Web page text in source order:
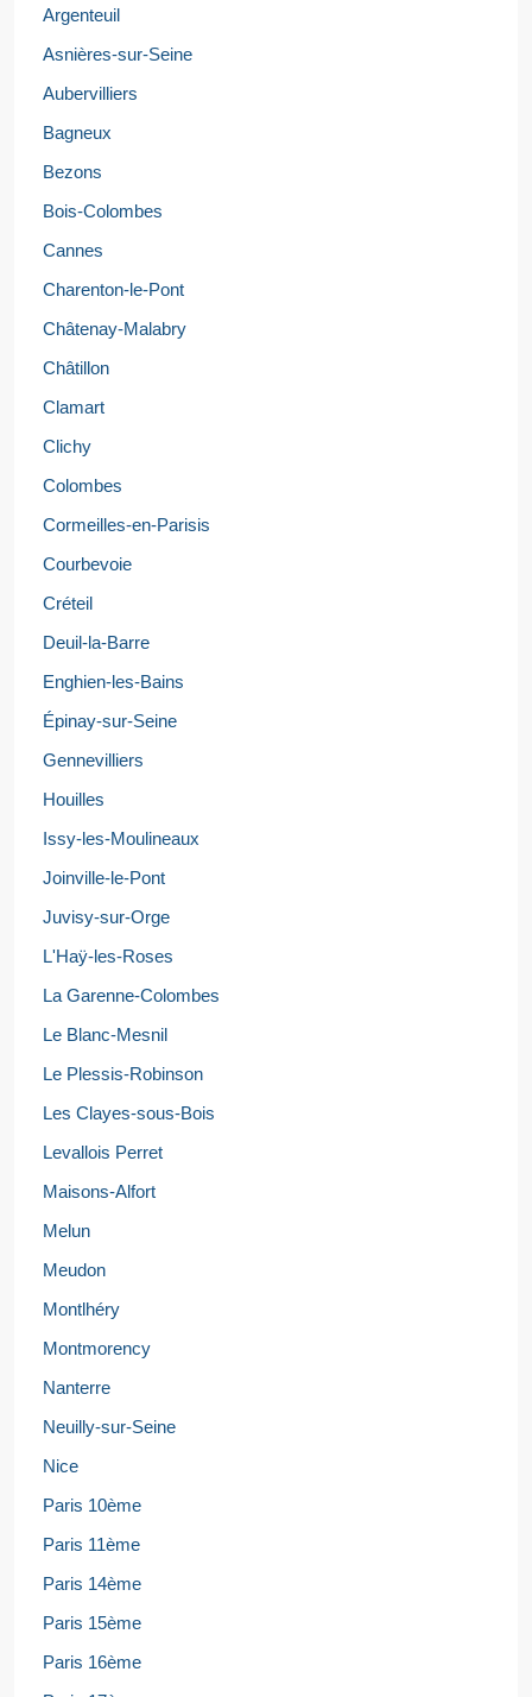
Argenteuil
Asnières-sur-Seine
Aubervilliers
Bagneux
Bezons
Bois-Colombes
Cannes
Charenton-le-Pont
Châtenay-Malabry
Châtillon
Clamart
Clichy
Colombes
Cormeilles-en-Parisis
Courbevoie
Créteil
Deuil-la-Barre
Enghien-les-Bains
Épinay-sur-Seine
Gennevilliers
Houilles
Issy-les-Moulineaux
Joinville-le-Pont
Juvisy-sur-Orge
L'Haÿ-les-Roses
La Garenne-Colombes
Le Blanc-Mesnil
Le Plessis-Robinson
Les Clayes-sous-Bois
Levallois Perret
Maisons-Alfort
Melun
Meudon
Montlhéry
Montmorency
Nanterre
Neuilly-sur-Seine
Nice
Paris 10ème
Paris 11ème
Paris 14ème
Paris 15ème
Paris 16ème